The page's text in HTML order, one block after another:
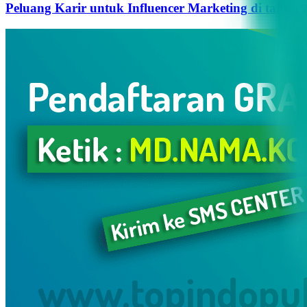
Peluang Karir untuk Influencer Marketing di tahun